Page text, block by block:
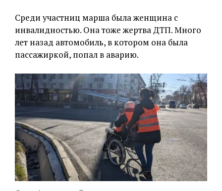
Среди участниц марша была женщина с
инвалидностью. Она тоже жертва ДТП. Много
лет назад автомобиль, в котором она была
пассажиркой, попал в аварию.